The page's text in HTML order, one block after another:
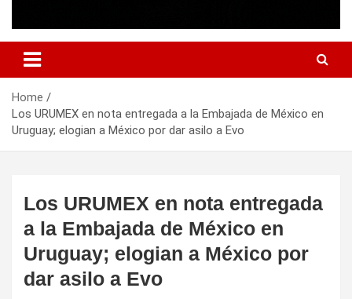
Home
Los URUMEX en nota entregada a la Embajada de México en
Uruguay; elogian a México por dar asilo a Evo
Los URUMEX en nota entregada
a la Embajada de México en
Uruguay; elogian a México por
dar asilo a Evo